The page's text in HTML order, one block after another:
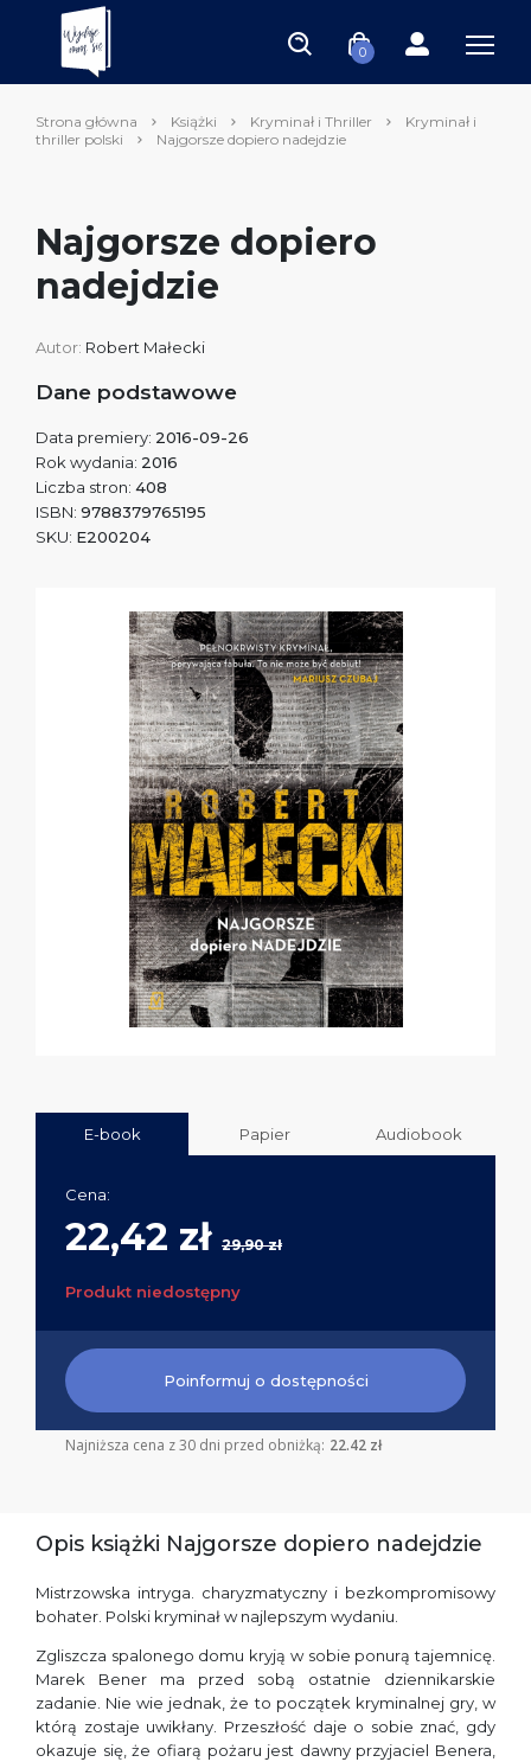
0
Strona główna Książki Kryminał i Thriller
Kryminał i
thriller polski
Najgorsze dopiero nadejdzie
Najgorsze dopiero
nadejdzie
Autor: Robert Małecki
Dane podstawowe
Data premiery: 2016-09-26
Rok wydania: 2016
Liczba stron: 408
ISBN: 9788379765195
SKU: E200204
E-book Papier Audiobook
Cena:
22,42 zł 29,90 zł
Produkt niedostępny
Poinformuj o dostępności
Najniższa cena z 30 dni przed obniżką: 22.42 zł
Opis książki Najgorsze dopiero nadejdzie
Mistrzowska intryga. charyzmatyczny i bezkompromisowy
bohater. Polski kryminał w najlepszym wydaniu.
Zgliszcza spalonego domu kryją w sobie ponurą tajemnicę.
Marek Bener ma przed sobą ostatnie dziennikarskie
zadanie. Nie wie jednak, że to początek kryminalnej gry, w
którą zostaje uwikłany. Przeszłość daje o sobie znać, gdy
okazuje się, że ofiarą pożaru jest dawny przyjaciel Benera,